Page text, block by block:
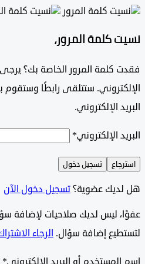
كلمة المرور،
كلمة المرور الخاصة بك؟ يرجى
ستتلقى رابطًا وستقوم
الإلكتروني.
الإلكتروني*
تسجيل دخول
عضوية؟تسجيل دخول الآن
ليس لديك صلاحيات لإضافة سؤال,
إضافة سؤال.الرجاء الاشتراك